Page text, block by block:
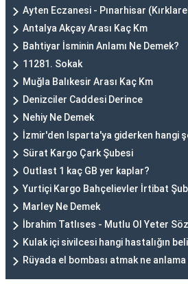
Ayten Eczanesi - Pınarhisar
Antalya Akçay Arası Kaç Km
Bahtiyar İsminin Anlamı Ne Demek?
11281. Sokak
Muğla Balıkesir Arası Kaç Km
Denizciler Caddesi Derince
Nehiy Ne Demek
İzmir'den Isparta'ya giderken hangi
Sürat Kargo Çark Şubesi
Outlast 1 kaç GB yer kaplar?
Yurtiçi Kargo Bahçelievler İrtibat
Marley Ne Demek
İbrahim Tatlıses - Mutlu Ol Yeter
Kulak içi sivilcesi hangi hastalığın
Rüyada el bombası atmak ne